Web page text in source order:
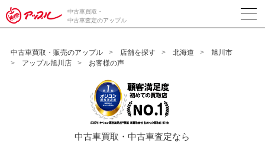
/*ABテスト_新規査定フォームの為のCVボタン*/
中古車買取・
中古車査定のアップル
中古車買取・販売のアップル 店舗を探す 北海道
旭川市
アップル旭川店
お客様の声
中古車買取・中古車査定なら